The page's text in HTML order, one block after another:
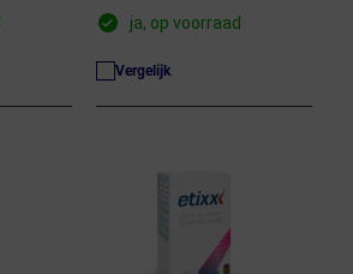
ja, op voorraad
Vergelijk